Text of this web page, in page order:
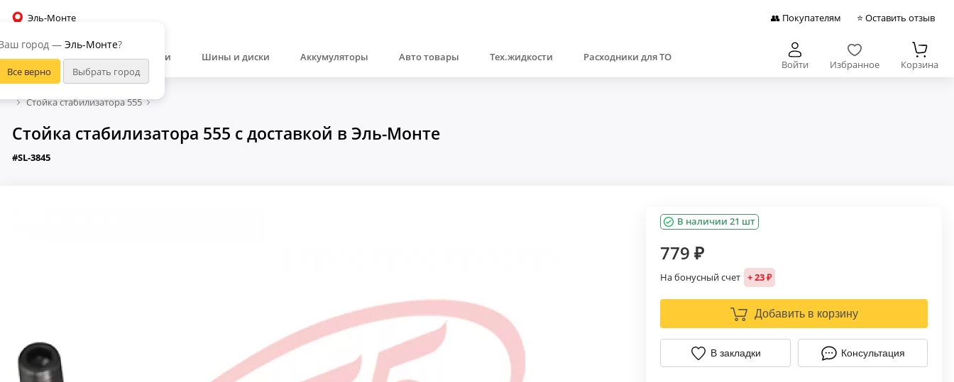
Эль-Монте
город — Эль-Монте?
👥 Покупателям ⭐ Оставить отзыв
Автозапчасти Шины и диски Аккумуляторы Авто товары Тех.жидкости Расходники для ТО
Войти Избранное Корзина
Стойка стабилизатора 555
Стойка стабилизатора 555 с доставкой в Эль-Монте
#SL-3845
В наличии 21 шт
779 ₽
На бонусный счет + 23 ₽
Добавить в корзину
В закладки Консультация